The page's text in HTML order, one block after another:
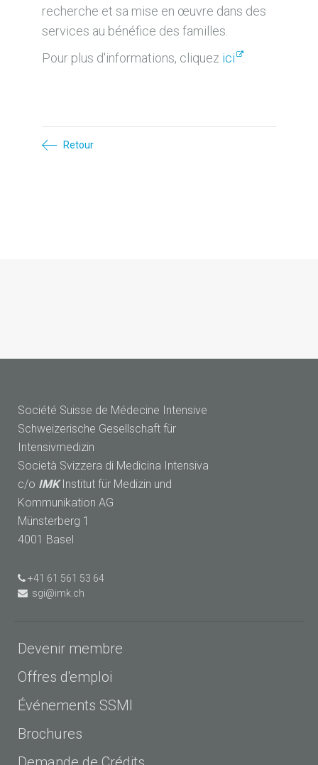
recherche et sa mise en œuvre dans des
services au bénéfice des familles.
Pour plus d'informations, cliquez ici .
Retour
Société Suisse de Médecine Intensive
Schweizerische Gesellschaft für
Intensivmedizin
Società Svizzera di Medicina Intensiva
c/o IMK Institut für Medizin und
Kommunikation AG
Münsterberg 1
4001 Basel
+41 61 561 53 64
sgi@imk.ch
Devenir membre
Offres d'emploi
Événements SSMI
Brochures